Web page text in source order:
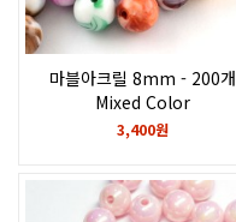
마블아크릴 8mm - 200개
Mixed Color
3,400원